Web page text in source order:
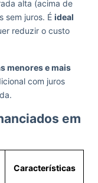
alta (acima de
sem juros. É ideal
reduzir o custo
menores e mais
com juros
em
Características